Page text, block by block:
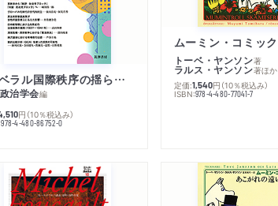
「リベラル国際秩序の揺らぎ」再考 年報政治学２０２６‐Ⅰ
治学会編
円 （10％税込み）
978-4-480-86752-0
トーベ・ヤンソン著
ラルス・ヤンソン著ほか
定価:1,540円 （10％税込み）
ISBN:978-4-480-77041-7